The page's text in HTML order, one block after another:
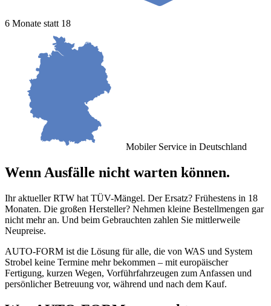
6 Monate statt 18
Mobiler Service in Deutschland
Wenn Ausfälle nicht warten können.
Ihr aktueller RTW hat TÜV-Mängel. Der Ersatz? Frühestens in 18
Monaten. Die großen Hersteller? Nehmen kleine Bestellmengen gar
nicht mehr an. Und beim Gebrauchten zahlen Sie mittlerweile
Neupreise.
AUTO-FORM ist die Lösung für alle, die von WAS und System
Strobel keine Termine mehr bekommen – mit europäischer
Fertigung, kurzen Wegen, Vorführfahrzeugen zum Anfassen und
persönlicher Betreuung vor, während und nach dem Kauf.